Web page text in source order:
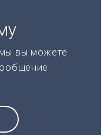
вы можете